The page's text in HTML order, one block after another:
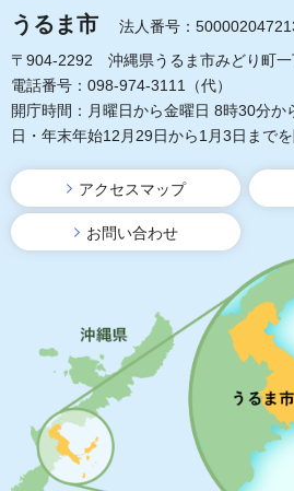
うるま市
法人番号：
〒904-2292 沖縄県うるま市みどり町一
電話番号：098-974-3111（代）
開庁時間：月曜日から金曜日 8時30分か
日・年末年始12月29日から1月3日までを
アクセスマップ
お問い合わせ